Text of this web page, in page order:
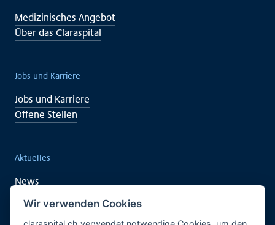
Medizinisches Angebot
Über das Claraspital
Jobs und Karriere
Jobs und Karriere
Offene Stellen
Aktuelles
News
Veranstaltungen
Wir verwenden Cookies